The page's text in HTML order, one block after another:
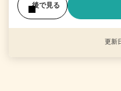
後で見る
更新